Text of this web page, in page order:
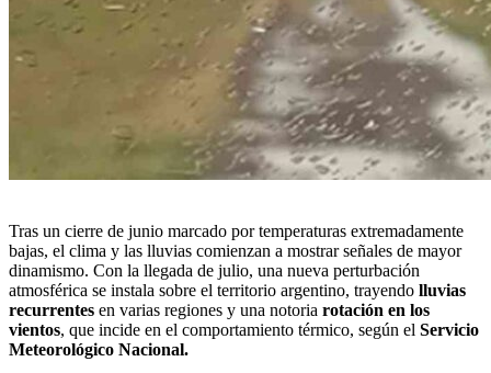
Tras un cierre de junio marcado portemperaturas extremadamente
bajas, el clima y las lluvias comienzan a mostrar señales de mayor
dinamismo. Con la llegada de julio, una nueva perturbación
atmosférica se instala sobre el territorio argentino, trayendo lluvias
recurrentes en varias regiones y una notoria rotación en los
vientos, que incide en el comportamiento térmico, según el Servicio
Meteorológico Nacional.